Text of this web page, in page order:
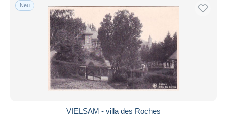
Neu
VIELSAM - villa des Roches